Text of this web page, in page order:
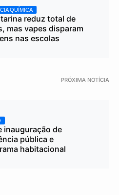
QUÍMICA
reduz total de
mas vapes disparam
nas escolas
PRÓXIMA NOTÍCIA
inauguração de
pública e
habitacional